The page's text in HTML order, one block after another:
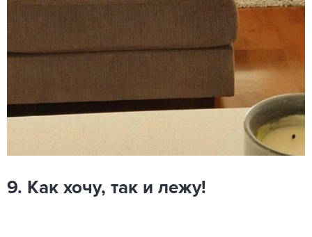
9. Как хочу, так и лежу!